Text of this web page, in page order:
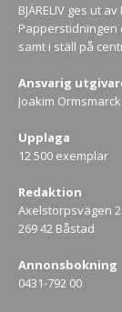
BJÄRELIV ges ut
Papperstidningen
samt i ställ på
Ansvarig
Joakim Ormsmarck
Upplaga
12 500 exemplar
Redaktion
Axelstorpsvägen 2
269 42 Båstad
Annonsbokning
0431-792 00